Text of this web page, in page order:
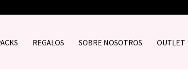
REGALOS SOBRE NOSOTROS OUTLET